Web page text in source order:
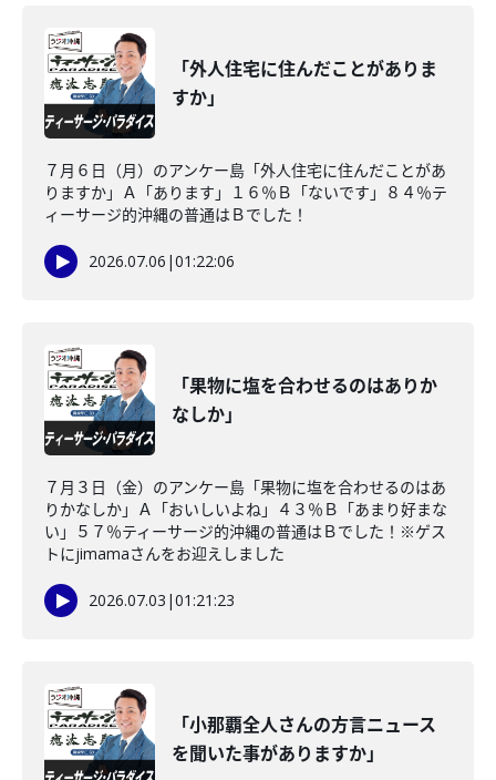
「外人住宅に住んだことがありま
すか」
７月６日（月）のアンケー島「外人住宅に住んだことがあ
りますか」Ａ「あります」１６％Ｂ「ないです」８４％テ
ィーサージ的沖縄の普通はＢでした！
2026.07.06 |01:22:06
「果物に塩を合わせるのはありか
なしか」
７月３日（金）のアンケー島「果物に塩を合わせるのはあ
りかなしか」Ａ「おいしいよね」４３％Ｂ「あまり好まな
い」５７％ティーサージ的沖縄の普通はＢでした！※ゲス
トにjimamaさんをお迎えしました
2026.07.03 |01:21:23
「小那覇全人さんの方言ニュース
を聞いた事がありますか」